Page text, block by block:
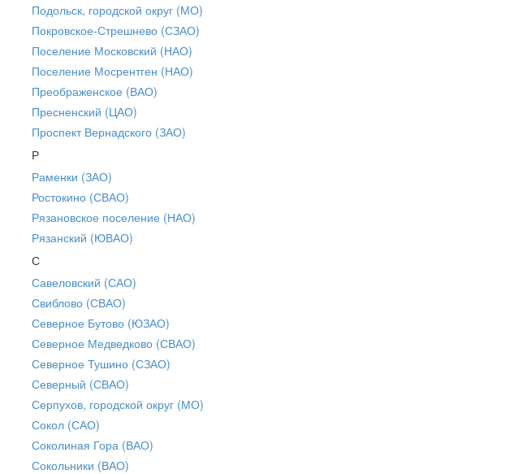
Подольск, городской округ (МО)
Покровское-Стрешнево (СЗАО)
Поселение Московский (НАО)
Поселение Мосрентген (НАО)
Преображенское (ВАО)
Пресненский (ЦАО)
Проспект Вернадского (ЗАО)
Р
Раменки (ЗАО)
Ростокино (СВАО)
Рязановское поселение (НАО)
Рязанский (ЮВАО)
С
Савеловский (САО)
Свиблово (СВАО)
Северное Бутово (ЮЗАО)
Северное Медведково (СВАО)
Северное Тушино (СЗАО)
Северный (СВАО)
Серпухов, городской округ (МО)
Сокол (САО)
Соколиная Гора (ВАО)
Сокольники (ВАО)